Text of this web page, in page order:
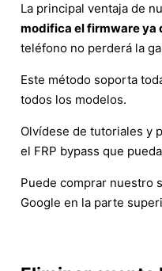
La principal ventaja de
modifica el firmware ya
teléfono no perderá la
Este método soporta
todos los modelos.
Olvídese de tutoriales y
el FRP bypass que
Puede comprar nuestro
Google en la parte